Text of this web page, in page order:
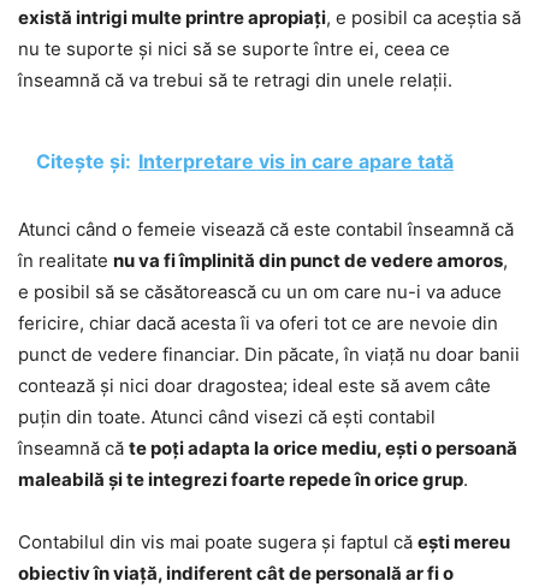
există intrigi multe printre apropiați, e posibil ca aceștia să
nu te suporte și nici să se suporte între ei, ceea ce
înseamnă că va trebui să te retragi din unele relații.
Citește și: Interpretare vis in care apare tată
Atunci când o femeie visează că este contabil înseamnă că
în realitate nu va fi împlinită din punct de vedere amoros,
e posibil să se căsătorească cu un om care nu-i va aduce
fericire, chiar dacă acesta îi va oferi tot ce are nevoie din
punct de vedere financiar. Din păcate, în viață nu doar banii
contează și nici doar dragostea; ideal este să avem câte
puțin din toate. Atunci când visezi că ești contabil
înseamnă că te poți adapta la orice mediu, ești o persoană
maleabilă și te integrezi foarte repede în orice grup.
Contabilul din vis mai poate sugera și faptul că ești mereu
obiectiv în viață, indiferent cât de personală ar fi o